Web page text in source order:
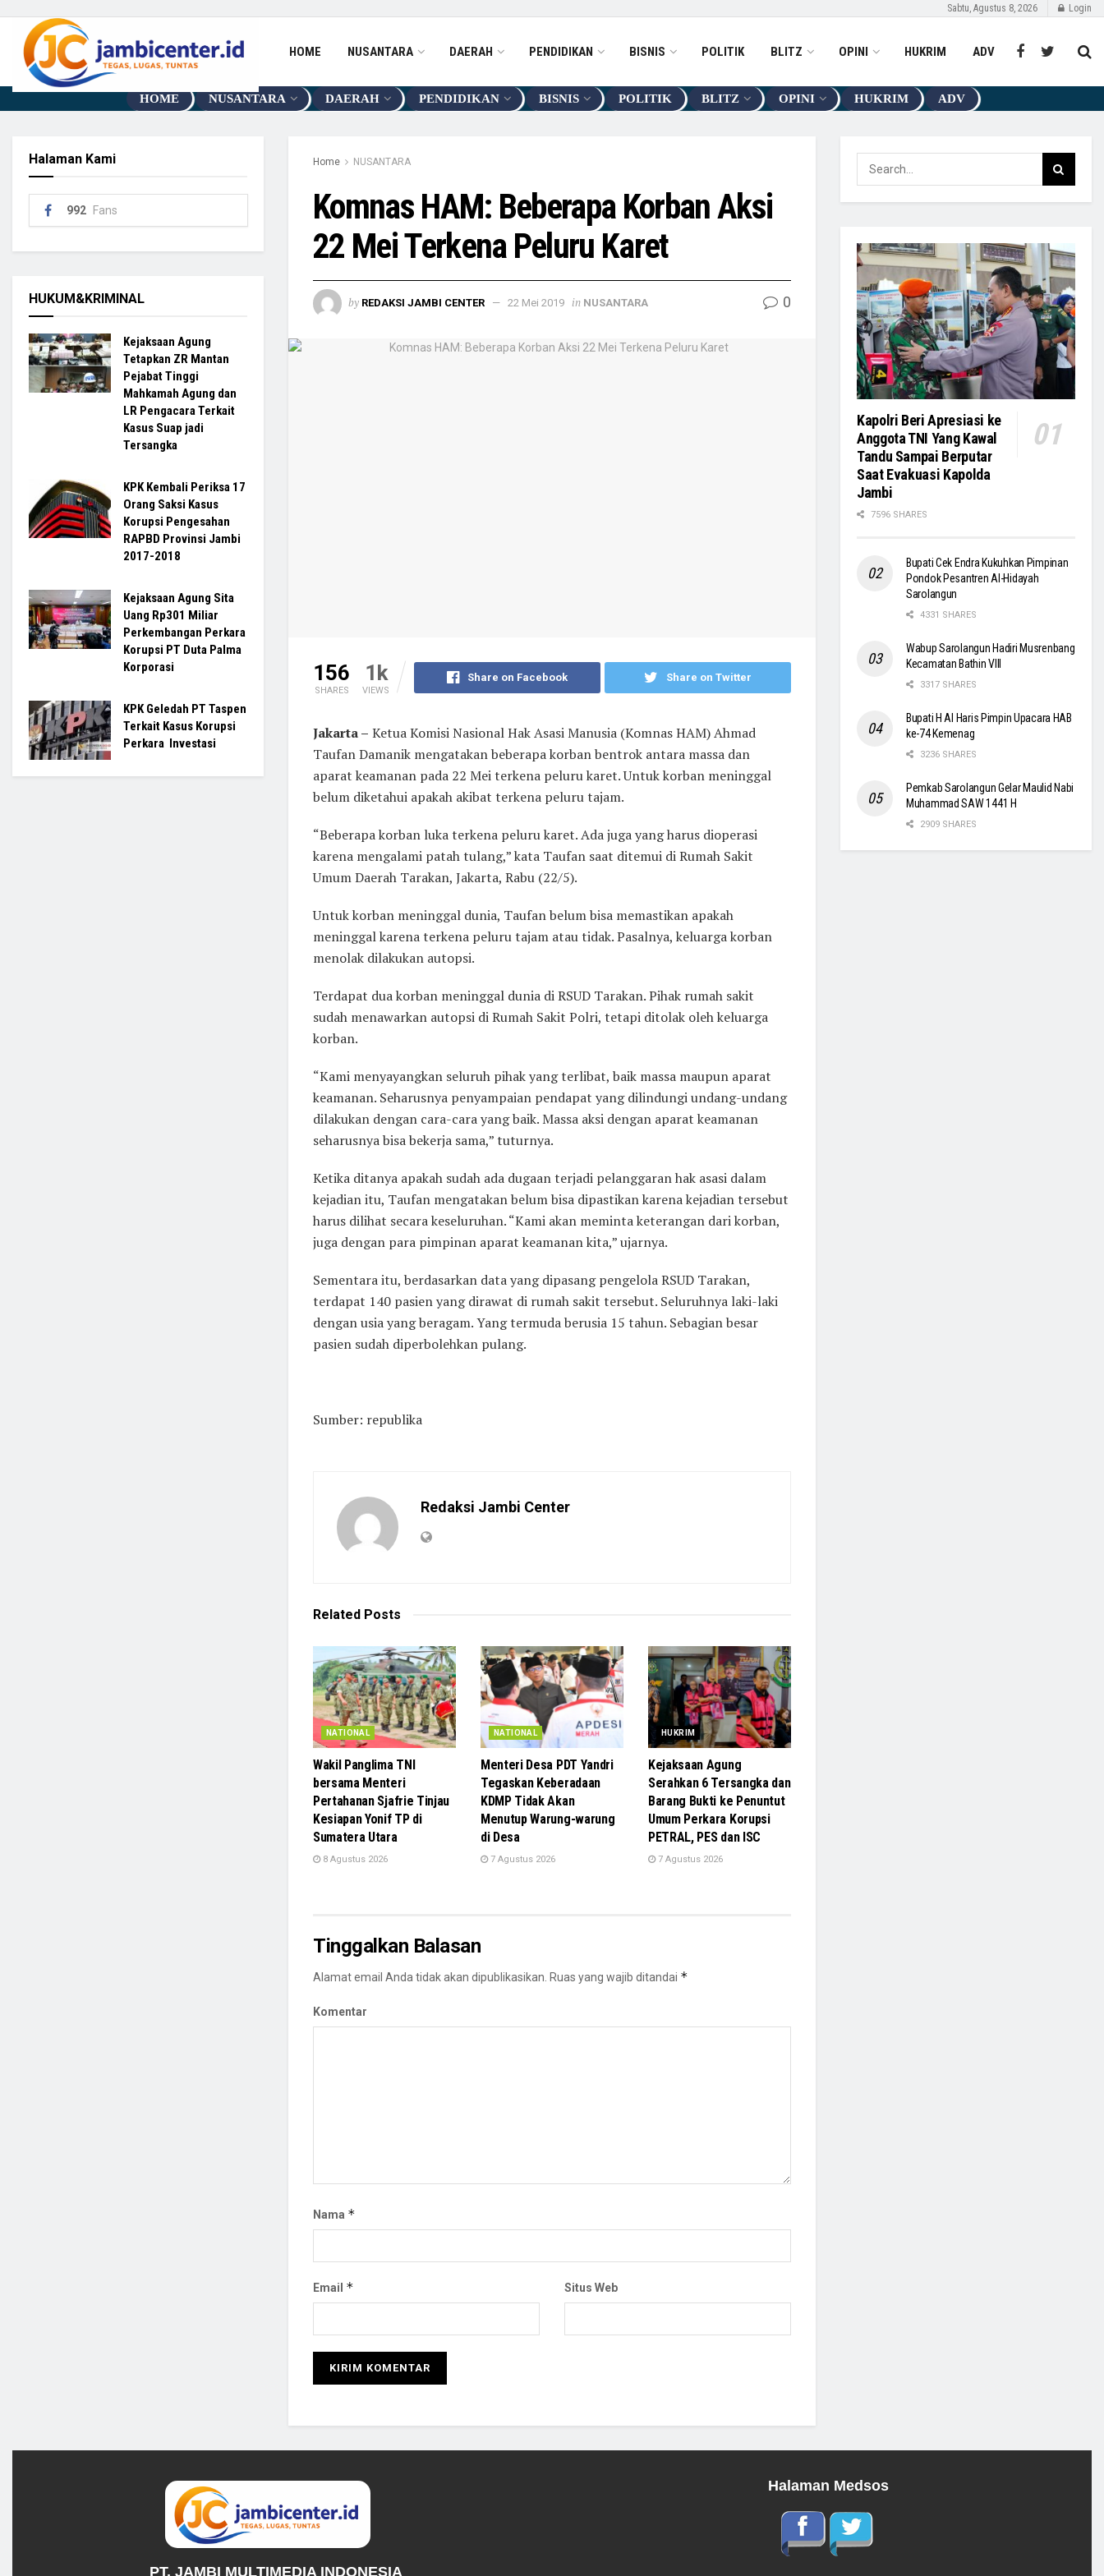
Sabtu, Agustus 8, 2026 Login
HOME NUSANTARA DAERAH PENDIDIKAN BISNIS POLITIK BLITZ OPINI HUKRIM ADV
HOME NUSANTARA DAERAH PENDIDIKAN BISNIS POLITIK BLITZ OPINI HUKRIM ADV
Home NUSANTARA
Komnas HAM: Beberapa Korban Aksi
22 Mei Terkena Peluru Karet
by REDAKSI JAMBI CENTER 22 Mei 2019 in NUSANTARA 0
156
SHARES
1k
VIEWS
Share on Facebook Share on Twitter
Jakarta – Ketua Komisi Nasional Hak Asasi Manusia (Komnas HAM) Ahmad
Taufan Damanik mengatakan beberapa korban bentrok antara massa dan
aparat keamanan pada 22 Mei terkena peluru karet. Untuk korban meninggal
belum diketahui apakah akibat terkena peluru tajam.
“Beberapa korban luka terkena peluru karet. Ada juga yang harus dioperasi
karena mengalami patah tulang,” kata Taufan saat ditemui di Rumah Sakit
Umum Daerah Tarakan, Jakarta, Rabu (22/5).
Untuk korban meninggal dunia, Taufan belum bisa memastikan apakah
meninggal karena terkena peluru tajam atau tidak. Pasalnya, keluarga korban
menolak dilakukan autopsi.
Terdapat dua korban meninggal dunia di RSUD Tarakan. Pihak rumah sakit
sudah menawarkan autopsi di Rumah Sakit Polri, tetapi ditolak oleh keluarga
korban.
“Kami menyayangkan seluruh pihak yang terlibat, baik massa maupun aparat
keamanan. Seharusnya penyampaian pendapat yang dilindungi undang-undang
dilakukan dengan cara-cara yang baik. Massa aksi dengan aparat keamanan
seharusnya bisa bekerja sama,” tuturnya.
Ketika ditanya apakah sudah ada dugaan terjadi pelanggaran hak asasi dalam
kejadian itu, Taufan mengatakan belum bisa dipastikan karena kejadian tersebut
harus dilihat secara keseluruhan. “Kami akan meminta keterangan dari korban,
juga dengan para pimpinan aparat keamanan kita,” ujarnya.
Sementara itu, berdasarkan data yang dipasang pengelola RSUD Tarakan,
terdapat 140 pasien yang dirawat di rumah sakit tersebut. Seluruhnya laki-laki
dengan usia yang beragam. Yang termuda berusia 15 tahun. Sebagian besar
pasien sudah diperbolehkan pulang.
Sumber: republika
Redaksi Jambi Center
Related Posts
NATIONAL
Wakil Panglima TNI
bersama Menteri
Pertahanan Sjafrie Tinjau
Kesiapan Yonif TP di
Sumatera Utara
8 Agustus 2026
NATIONAL
Menteri Desa PDT Yandri
Tegaskan Keberadaan
KDMP Tidak Akan
Menutup Warung-warung
di Desa
7 Agustus 2026
HUKRIM
Kejaksaan Agung
Serahkan 6 Tersangka dan
Barang Bukti ke Penuntut
Umum Perkara Korupsi
PETRAL, PES dan ISC
7 Agustus 2026
Tinggalkan Balasan
Alamat email Anda tidak akan dipublikasikan. Ruas yang wajib ditandai *
Komentar
Nama *
Email * Situs Web
Halaman Kami
992 Fans
HUKUM&KRIMINAL
Kejaksaan Agung
Tetapkan ZR Mantan
Pejabat Tinggi
Mahkamah Agung dan
LR Pengacara Terkait
Kasus Suap jadi
Tersangka
KPK Kembali Periksa 17
Orang Saksi Kasus
Korupsi Pengesahan
RAPBD Provinsi Jambi
2017-2018
Kejaksaan Agung Sita
Uang Rp301 Miliar
Perkembangan Perkara
Korupsi PT Duta Palma
Korporasi
KPK Geledah PT Taspen
Terkait Kasus Korupsi
Perkara Investasi
Kapolri Beri Apresiasi ke
Anggota TNI Yang Kawal
Tandu Sampai Berputar
Saat Evakuasi Kapolda
Jambi
7596 SHARES
Bupati Cek Endra Kukuhkan Pimpinan
Pondok Pesantren Al-Hidayah
Sarolangun
4331 SHARES
Wabup Sarolangun Hadiri Musrenbang
Kecamatan Bathin VIII
3317 SHARES
Bupati H Al Haris Pimpin Upacara HAB
ke-74 Kemenag
3236 SHARES
Pemkab Sarolangun Gelar Maulid Nabi
Muhammad SAW 1441 H
2909 SHARES
PT. JAMBI MULTIMEDIA INDONESIA
Halaman Medsos